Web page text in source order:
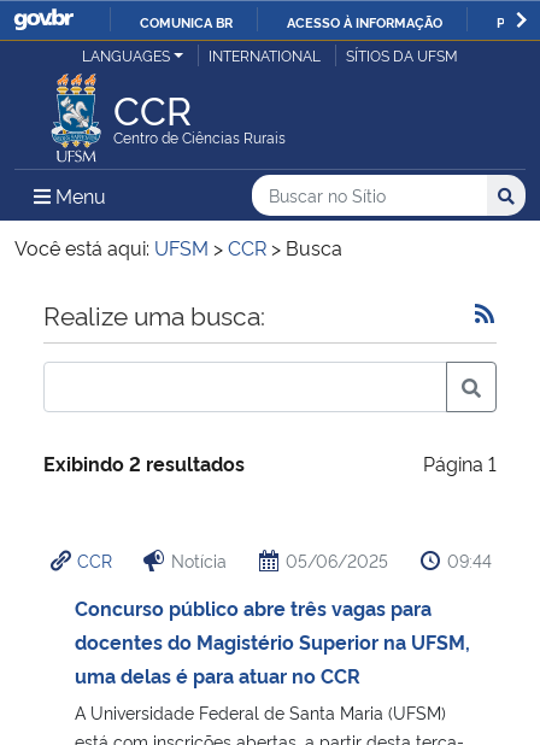
IR
COMUNICA BR ACESSO À INFORMAÇÃO
Ministério da Justiça e Segurança Pública
Ministério da Defesa
Ministério das Relações Exteriores
Ministério da Economia
Ministério da Infraestrutura
Ministério da Cidadania
Ministério de Minas e Energia
LANGUAGES INTERNATIONAL SÍTIOS DA UFSM
CCR
Centro de Ciências Rurais
Menu Menu Principal do Sítio
Busca
Buscar no no Sítio
Busca:
Você está aqui: UFSM >CCR > Busca
Início do conteúdo
Realize uma busca:
Exibindo 2 resultados Página 1
CCR Notícia 05/06/2025 09:44
Concurso público abre três vagas para
docentes do Magistério Superior na UFSM,
uma delas é para atuar no CCR
A Universidade Federal de Santa Maria (UFSM)
está com inscrições abertas, a partir desta terça-